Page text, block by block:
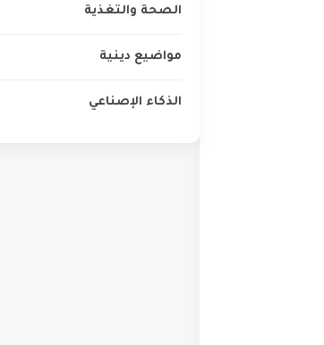
الصحة والتغذية
مواضيع دينية
الذكاء الإصناعي